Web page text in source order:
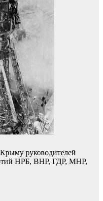
руководителей
НРБ, ВНР, ГДР, МНР,